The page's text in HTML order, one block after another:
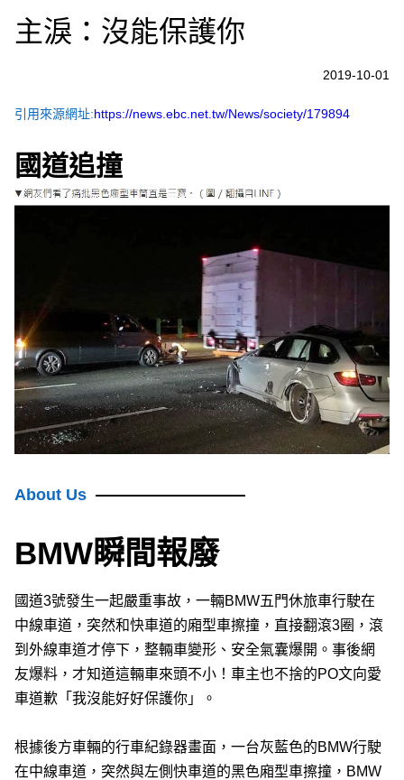
主淚：沒能保護你
2019-10-01
引用來源網址:https://news.ebc.net.tw/News/society/179894
國道追撞
About Us
BMW瞬間報廢
國道3號發生一起嚴重事故，一輛BMW五門休旅車行駛在
中線車道，突然和快車道的廂型車擦撞，直接翻滾3圈，滾
到外線車道才停下，整輛車變形、安全氣囊爆開。事後網
友爆料，才知道這輛車來頭不小！車主也不捨的PO文向愛
車道歉「我沒能好好保護你」。
根據後方車輛的行車紀錄器畫面，一台灰藍色的BMW行駛
在中線車道，突然與左側快車道的黑色廂型車擦撞，BMW